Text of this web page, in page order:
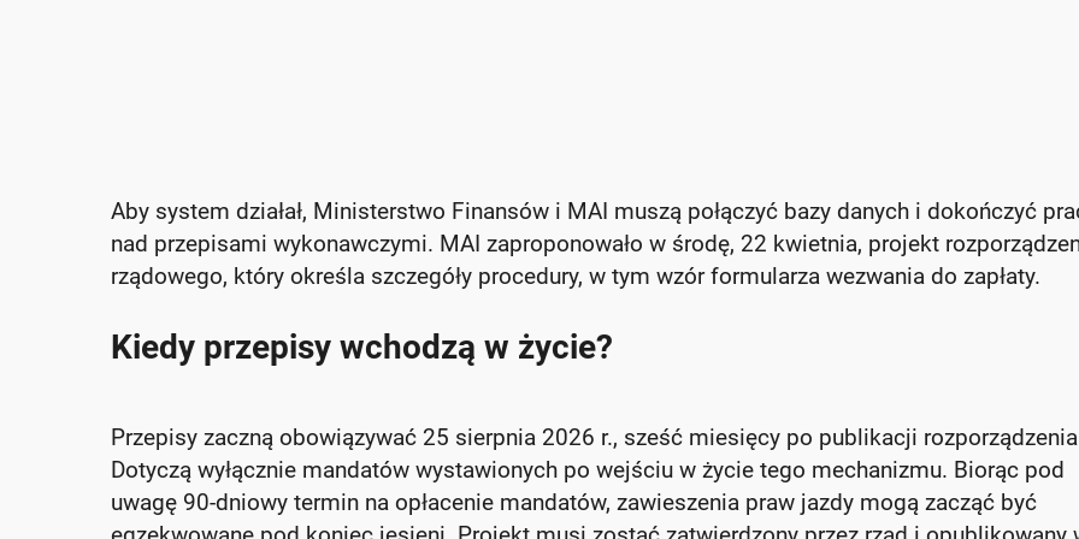
Aby system działał, Ministerstwo Finansów i MAI muszą połączyć bazy danych i dokończyć
nad przepisami wykonawczymi. MAI zaproponowało w środę, 22 kwietnia, projekt
rządowego, który określa szczegóły procedury, w tym wzór formularza wezwania do zapłaty.
Kiedy przepisy wchodzą w życie?
Przepisy zaczną obowiązywać 25 sierpnia 2026 r., sześć miesięcy po publikacji
Dotyczą wyłącznie mandatów wystawionych po wejściu w życie tego mechanizmu. Biorąc pod
uwagę 90-dniowy termin na opłacenie mandatów, zawieszenia praw jazdy mogą zacząć być